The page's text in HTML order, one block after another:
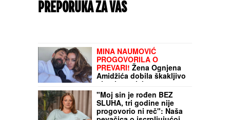
PREPORUKA ZA VAS